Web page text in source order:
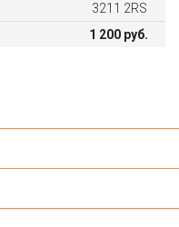
3211 2RS
1 200 руб.